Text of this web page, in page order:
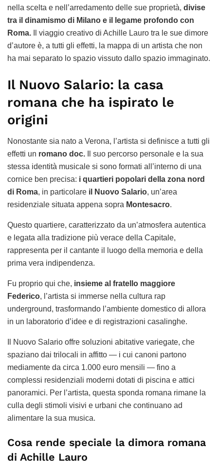
nella scelta e nell’arredamento delle sue proprietà, divise
tra il dinamismo di Milano e il legame profondo con
Roma. Il viaggio creativo di Achille Lauro tra le sue dimore
d’autore è, a tutti gli effetti, la mappa di un artista che non
ha mai separato lo spazio vissuto dallo spazio immaginato.
Il Nuovo Salario: la casa
romana che ha ispirato le
origini
Nonostante sia nato a Verona, l’artista si definisce a tutti gli
effetti un romano doc. Il suo percorso personale e la sua
stessa identità musicale si sono formati all’interno di una
cornice ben precisa: i quartieri popolari della zona nord
di Roma, in particolare il Nuovo Salario, un’area
residenziale situata appena sopra Montesacro.
Questo quartiere, caratterizzato da un’atmosfera autentica
e legata alla tradizione più verace della Capitale,
rappresenta per il cantante il luogo della memoria e della
prima vera indipendenza.
Fu proprio qui che, insieme al fratello maggiore
Federico, l’artista si immerse nella cultura rap
underground, trasformando l’ambiente domestico di allora
in un laboratorio d’idee e di registrazioni casalinghe.
Il Nuovo Salario offre soluzioni abitative variegate, che
spaziano dai trilocali in affitto — i cui canoni partono
mediamente da circa 1.000 euro mensili — fino a
complessi residenziali moderni dotati di piscina e attici
panoramici. Per l’artista, questa sponda romana rimane la
culla degli stimoli visivi e urbani che continuano ad
alimentare la sua musica.
Cosa rende speciale la dimora romana
di Achille Lauro